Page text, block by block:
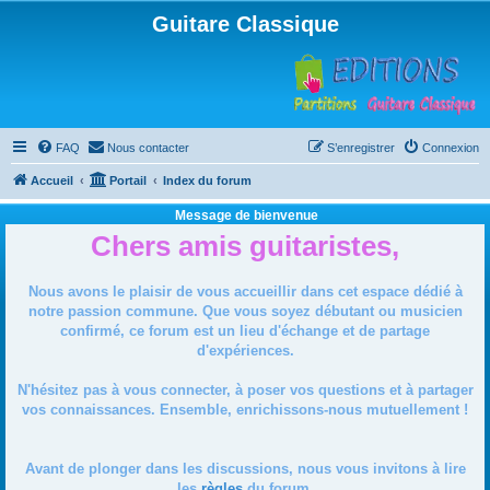
Guitare Classique
FAQ Nous contacter Connexion
S’enregistrer
Accueil Portail Index du forum
Message de bienvenue
Chers amis guitaristes,
Nous avons le plaisir de vous accueillir dans cet espace dédié à
notre passion commune. Que vous soyez débutant ou musicien
confirmé, ce forum est un lieu d'échange et de partage
d'expériences.
N'hésitez pas à vous connecter, à poser vos questions et à partager
vos connaissances. Ensemble, enrichissons-nous mutuellement !
Avant de plonger dans les discussions, nous vous invitons à lire